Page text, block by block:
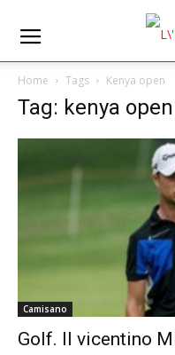
Home Tags Kenya open
Tag: kenya open
Camisano
Golf. Il vicentino